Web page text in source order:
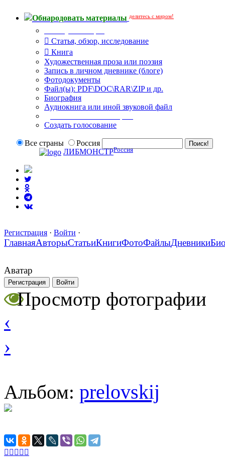
Обнародовать материалы делитесь с миром!
Статья, обзор, исследование
Книга
Художественная проза или поэзия
Запись в личном дневнике (блоге)
Фотодокументы
Файл(ы): PDF\DOC\RAR\ZIP и др.
Биография
Аудиокнига или иной звуковой файл
Создать голосование
Все страны
Россия
ЛИБМОНСТРРоссия
Регистрация · Войти ·
ГлавнаяАвторыСтатьиКнигиФотоФайлыДневники
Аватар
Регистрация Войти
Просмотр фотографии
‹
›
Альбом: prelovskij
    